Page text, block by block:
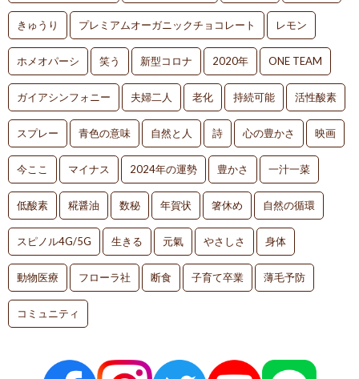
きゅうり プレミアムオーガニックチョコレート レモン
ホメオパーシ 笑う 新型コロナ 2020年 ONE TEAM
ガイアシンフォニー 夫婦二人 老化 持続可能 活性酸素
スプレー 青色の意味 自然と人 詩 心の豊かさ 映画
今ここ マイナス 2024年の運勢 豊かさ 一汁一菜
低酸素 糀醤油 数秘 年賀状 箸休め 自然の循環
スピノル4G/5G 生きる 元氣 やさしさ 身体
動物医療 フローラ社 断食 子育て卒業 薄毛予防
コミュニティ